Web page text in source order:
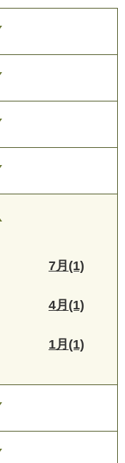
7月(1)
4月(1)
1月(1)